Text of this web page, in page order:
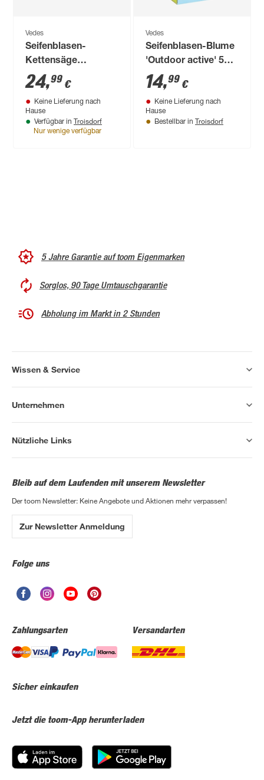
Vedes
Seifenblasen-
Kettensäge
'Outdoor active' 105
ml
24,99 €
Keine Lieferung nach
Hause
Verfügbar in Troisdorf
Nur wenige verfügbar
Vedes
Seifenblasen-Blume
'Outdoor active' 50
ml
14,99 €
Keine Lieferung nach
Hause
Bestellbar in Troisdorf
5 Jahre Garantie auf toom Eigenmarken
Sorglos, 90 Tage Umtauschgarantie
Abholung im Markt in 2 Stunden
Wissen & Service
Unternehmen
Nützliche Links
Bleib auf dem Laufenden mit unserem Newsletter
Der toom Newsletter: Keine Angebote und Aktionen mehr verpassen!
Zur Newsletter Anmeldung
Folge uns
Zahlungsarten Versandarten
Sicher einkaufen
Jetzt die toom-App herunterladen